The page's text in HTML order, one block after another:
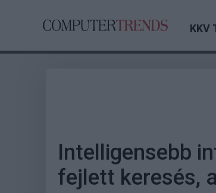
KKV
Intelligensebb
fejlett keresés,